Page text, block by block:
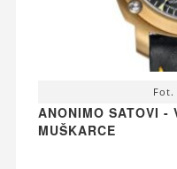
ANONIMO SATOVI -
MUŠKARCE